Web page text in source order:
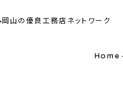
岡山の優良工務店ネットワーク
Home